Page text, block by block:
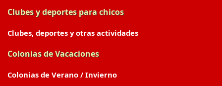
Clubes y deportes para chicos
Clubes, deportes y otras actividades
Colonias de Vacaciones
Colonias de Verano / Invierno